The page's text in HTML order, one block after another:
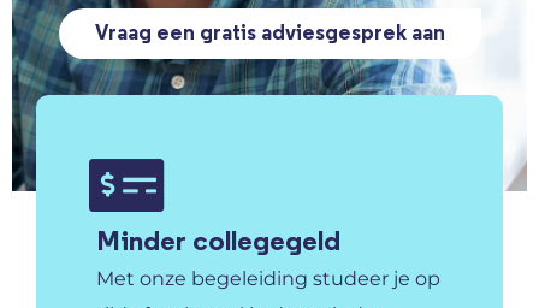
Vraag een gratis adviesgesprek aan
Minder collegegeld
Met onze begeleiding studeer je op